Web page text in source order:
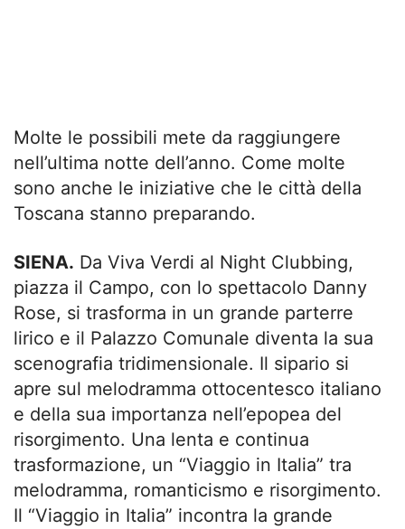
Molte le possibili mete da raggiungere
nell’ultima notte dell’anno. Come molte
sono anche le iniziative che le città della
Toscana stanno preparando.
SIENA. Da Viva Verdi al Night Clubbing,
piazza il Campo, con lo spettacolo Danny
Rose, si trasforma in un grande parterre
lirico e il Palazzo Comunale diventa la sua
scenografia tridimensionale. Il sipario si
apre sul melodramma ottocentesco italiano
e della sua importanza nell’epopea del
risorgimento. Una lenta e continua
trasformazione, un “Viaggio in Italia” tra
melodramma, romanticismo e risorgimento.
Il “Viaggio in Italia” incontra la grande